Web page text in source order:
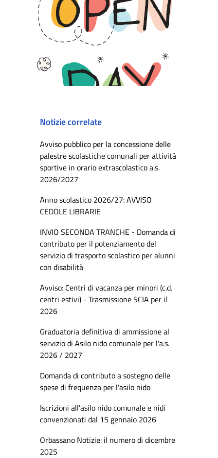
Notizie correlate
Avviso pubblico per la concessione delle
palestre scolastiche comunali per attività
sportive in orario extrascolastico a.s.
2026/2027
Anno scolastico 2026/27: AVVISO
CEDOLE LIBRARIE
INVIO SECONDA TRANCHE - Domanda di
contributo per il potenziamento del
servizio di trasporto scolastico per alunni
con disabilità
Avviso: Centri di vacanza per minori (c.d.
centri estivi) - Trasmissione SCIA per il
2026
Graduatoria definitiva di ammissione al
servizio di Asilo nido comunale per l'a.s.
2026 / 2027
Domanda di contributo a sostegno delle
spese di frequenza per l'asilo nido
Iscrizioni all'asilo nido comunale e nidi
convenzionati dal 15 gennaio 2026
Orbassano Notizie: il numero di dicembre
2025